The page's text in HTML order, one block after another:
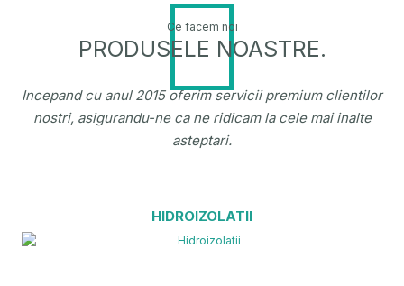
Ce facem noi
PRODUSELE NOASTRE.
Incepand cu anul 2015 oferim servicii premium clientilor
nostri, asigurandu-ne ca ne ridicam la cele mai inalte
asteptari.
HIDROIZOLATII